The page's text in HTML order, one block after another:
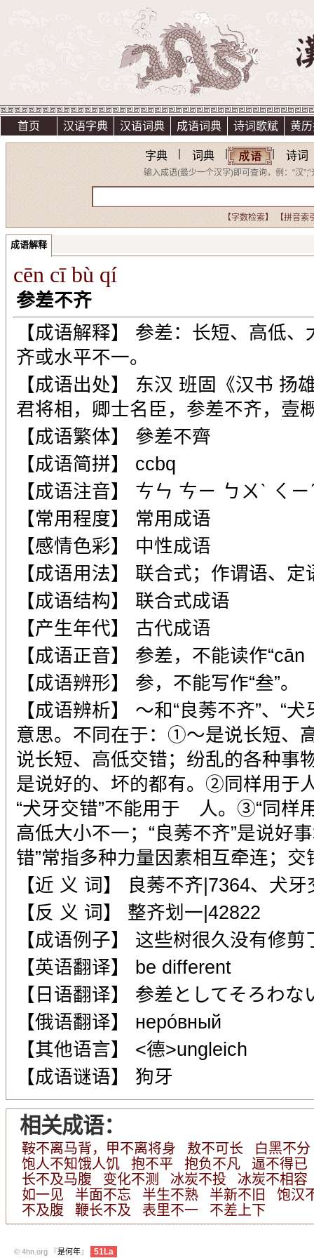
首页 汉语字典 汉语词典 成语词典 诗词歌赋 黄
字典 词典 诗词
输入成语(最少一个汉字)即可查询，例：“汉”;“
【字数检索】 【拼音索
成语解释
cēn cī bù qí
参差不齐
【成语解释】 参差：长短、高低
齐或水平不一。
【成语出处】 东汉 班固《汉书 扬
君将相，卿士名臣，参差不齐，壹
【成语繁体】 參差不齊
【成语简拼】 ccbq
【成语注音】 ㄘㄣ ㄘㄧ ㄅㄨˋ ㄑㄧ
【常用程度】 常用成语
【感情色彩】 中性成语
【成语用法】 联合式；作谓语、
【成语结构】 联合式成语
【产生年代】 古代成语
【成语正音】 参差，不能读作
【成语辨形】 参，不能写作“叁”。
【成语辨析】 ～和“良莠不齐”、“
意思。不同在于：①～是说长短、
说长短、高低交错；纷乱的各种事
是说好的、坏的都有。②同样用于
“犬牙交错”不能用于 人。③“同样
高低大小不一；“良莠不齐”是说好
错”常指多种力量因素相互牵连；交
【近 义 词】 良莠不齐|7364、犬
【反 义 词】 整齐划一|42822
【成语例子】 这些树很久没有修
【英语翻译】 be different
【日语翻译】 参差としてそろわな
【俄语翻译】 нерóвный
【其他语言】 <德>ungleich
【成语谜语】 狗牙
相关成语：
鞍不离马背，甲不离将身 敖不可长
白黑不分
饱人不知饿人饥
抱不平 抱负不凡
逼不得已
长不及马腹
变化不测 冰炭不投
冰炭不相容
如一见
半面不忘 半生不熟 半新不旧
饱汉
不及腹
鞭长不及 表里不一 不差上下
© 4hn.org 『是何年』 51La